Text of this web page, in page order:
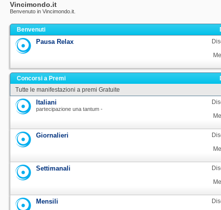
Vincimondo.it
Benvenuto in Vincimondo.it.
Benvenuti
Pausa Relax
Concorsi a Premi
Tutte le manifestazioni a premi Gratuite
Italiani
partecipazione una tantum -
Giornalieri
Settimanali
Mensili